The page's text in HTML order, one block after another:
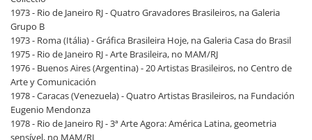
1973 - Rio de Janeiro RJ - Quatro Gravadores Brasileiros, na Galeria
Grupo B
1973 - Roma (Itália) - Gráfica Brasileira Hoje, na Galeria Casa do Brasil
1975 - Rio de Janeiro RJ - Arte Brasileira, no MAM/RJ
1976 - Buenos Aires (Argentina) - 20 Artistas Brasileiros, no Centro de
Arte y Comunicación
1978 - Caracas (Venezuela) - Quatro Artistas Brasileiros, na Fundación
Eugenio Mendonza
1978 - Rio de Janeiro RJ - 3ª Arte Agora: América Latina, geometria
sensível, no MAM/RJ